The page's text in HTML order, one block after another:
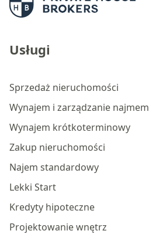
Usługi
Sprzedaż nieruchomości
Wynajem i zarządzanie najmem
Wynajem krótkoterminowy
Zakup nieruchomości
Najem standardowy
Lekki Start
Kredyty hipoteczne
Projektowanie wnętrz